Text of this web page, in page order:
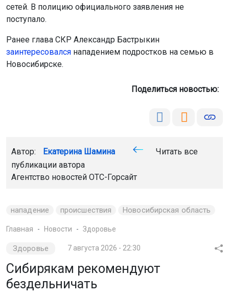
сетей. В полицию официального заявления не
поступало.
Ранее глава СКР Александр Бастрыкин
заинтересовался нападением подростков на семью в
Новосибирске.
Поделиться новостью:
Автор: Екатерина Шамина
Читать все
публикации автора
Агентство новостей ОТС-Горсайт
нападение происшествия Новосибирская область
Главная Новости Здоровье
Здоровье 7 августа 2026 - 22:30
Сибирякам рекомендуют
бездельничать